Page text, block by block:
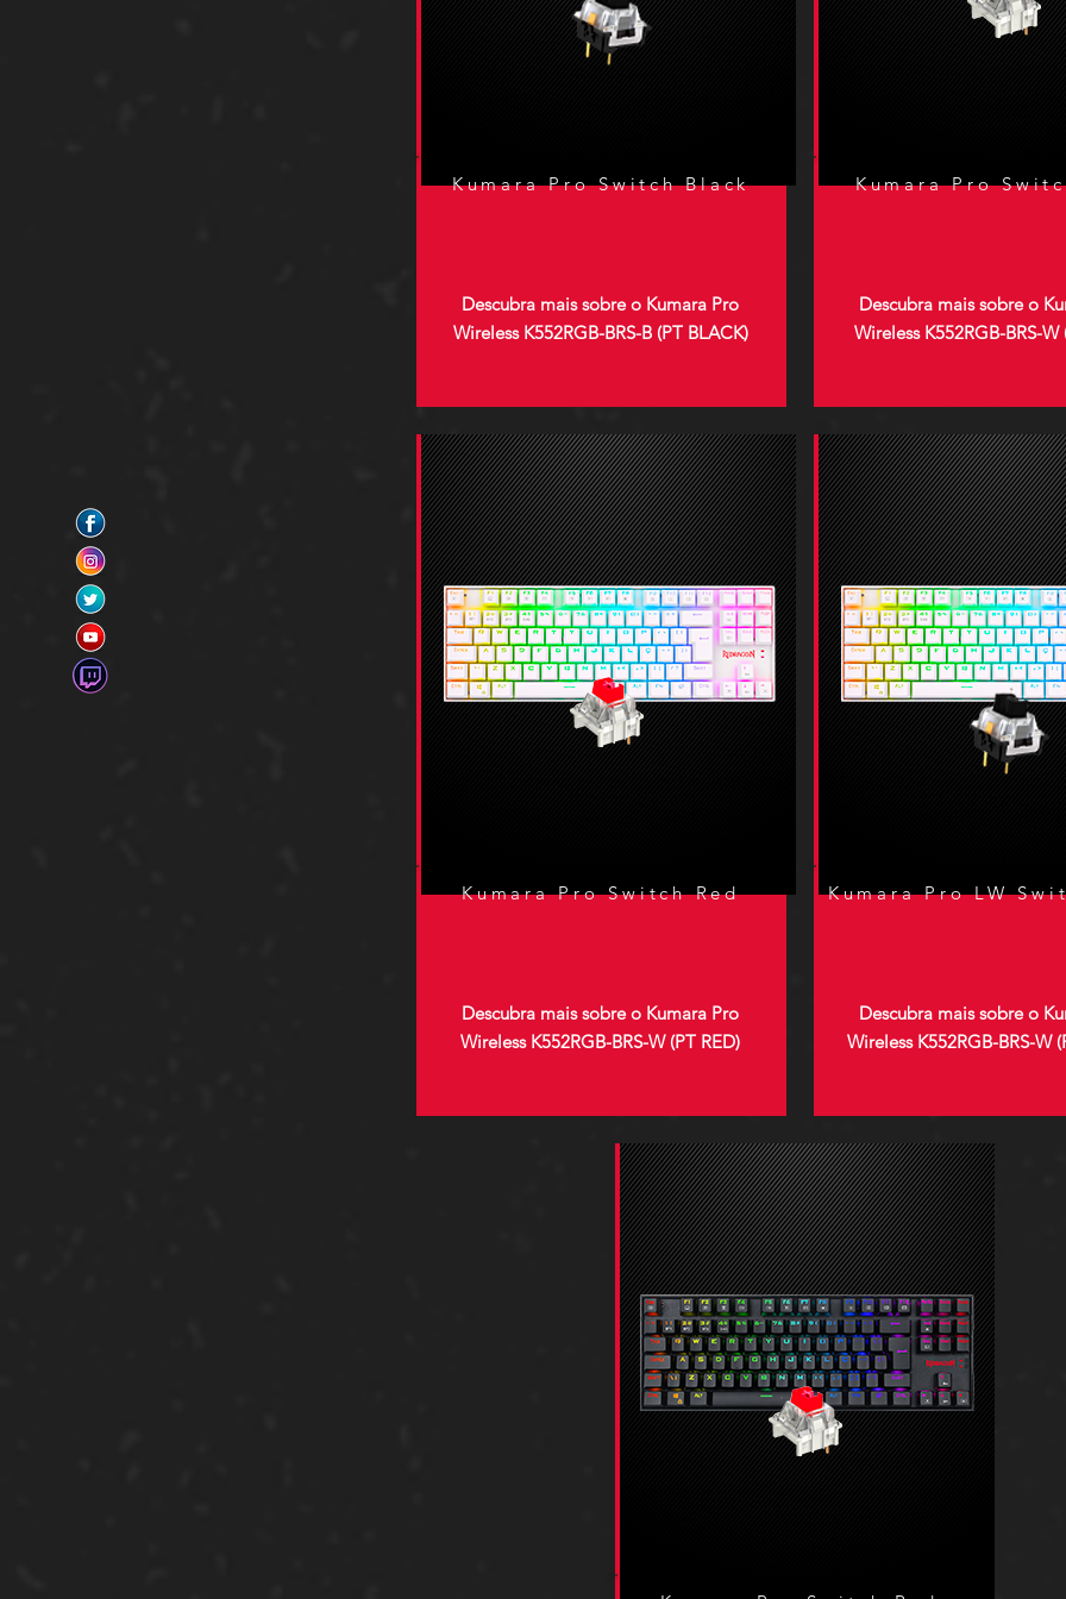
Kumara Pro Switch Black
Descubra mais sobre o Kumara Pro
Wireless K552RGB-BRS-B (PT BLACK)
Kumara Pro Switch Red
Descubra mais sobre o Kumara Pro
Wireless K552RGB-BRS-W (PT RED)
Kumara Pro
Descubra mais sobre o
Wireless K552RGB-BRS-W
Kumara Pro LW
Descubra mais sobre o
Wireless K552RGB-BRS-W